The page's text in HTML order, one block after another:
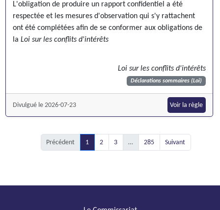
L'obligation de produire un rapport confidentiel a été
respectée et les mesures d'observation qui s'y rattachent
ont été complétées afin de se conformer aux obligations de
la Loi sur les conflits d'intérêts
Loi sur les conflits d'intérêts
Déclarations sommaires (Loi)
Divulgué le 2026-07-23 Voir la règle
Précédent 1 2 3 … 285 Suivant